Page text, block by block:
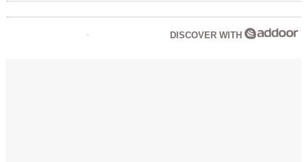
DISCOVER WITH